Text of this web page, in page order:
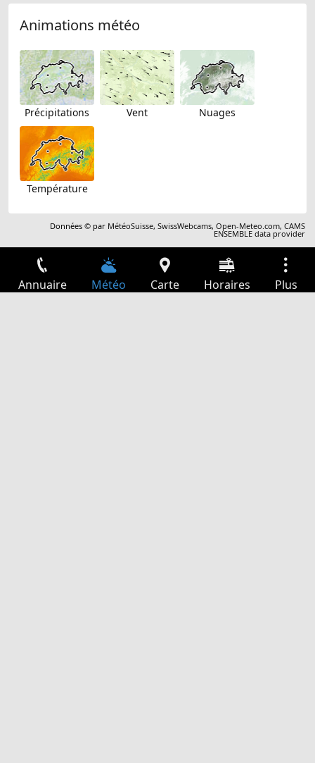
Animations météo
Précipitations Vent Nuages
Température
Données © par MétéoSuisse,SwissWebcams,Open-Meteo.com,CAMS
ENSEMBLE data provider
Annuaire Météo Carte Horaires Plus